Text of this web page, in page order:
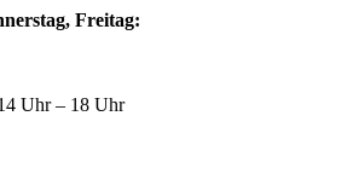
Freitag:
Uhr – 18 Uhr